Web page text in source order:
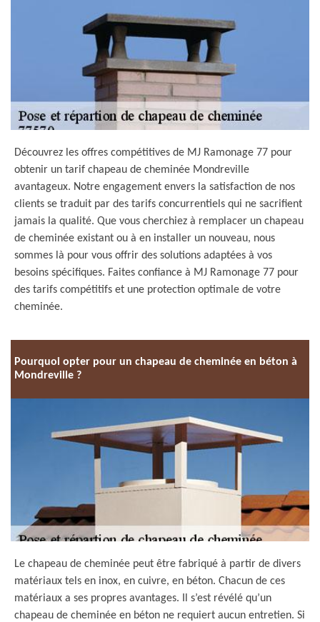
Découvrez les offres compétitives de MJ Ramonage 77 pour
obtenir un tarif chapeau de cheminée Mondreville
avantageux. Notre engagement envers la satisfaction de nos
clients se traduit par des tarifs concurrentiels qui ne sacrifient
jamais la qualité. Que vous cherchiez à remplacer un chapeau
de cheminée existant ou à en installer un nouveau, nous
sommes là pour vous offrir des solutions adaptées à vos
besoins spécifiques. Faites confiance à MJ Ramonage 77 pour
des tarifs compétitifs et une protection optimale de votre
cheminée.
Pourquoi opter pour un chapeau de cheminée en béton à
Mondreville ?
Le chapeau de cheminée peut être fabriqué à partir de divers
matériaux tels en inox, en cuivre, en béton. Chacun de ces
matériaux a ses propres avantages. Il s’est révélé qu’un
chapeau de cheminée en béton ne requiert aucun entretien. Si